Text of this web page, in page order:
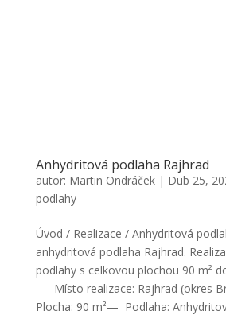
Anhydritová podlaha Rajhrad
autor: Martin Ondráček| Dub 25,
podlahy
Úvod / Realizace / Anhydritová
anhydritová podlaha Rajhrad.
podlahy s celkovou plochou 90 m²
— Místo realizace: Rajhrad (okres
Plocha: 90 m²— Podlaha: